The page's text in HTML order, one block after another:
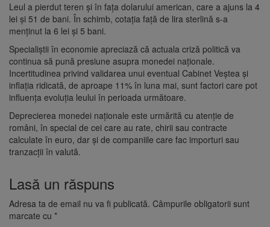
Leul a pierdut teren și în fața dolarului american, care a ajuns la 4
lei și 51 de bani. În schimb, cotația față de lira sterlină s-a
menținut la 6 lei și 5 bani.
Specialiștii în economie apreciază că actuala criză politică va
continua să pună presiune asupra monedei naționale.
Incertitudinea privind validarea unui eventual Cabinet Veștea și
inflația ridicată, de aproape 11% în luna mai, sunt factori care pot
influența evoluția leului în perioada următoare.
Deprecierea monedei naționale este urmărită cu atenție de
români, în special de cei care au rate, chirii sau contracte
calculate în euro, dar și de companiile care fac importuri sau
tranzacții în valută.
Lasă un răspuns
Adresa ta de email nu va fi publicată. Câmpurile obligatorii sunt
marcate cu *